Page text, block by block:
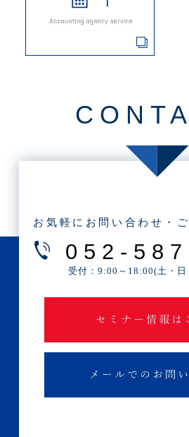
お気軽にお問い合わせ・
052-
受付：9:00～18:00(土・日